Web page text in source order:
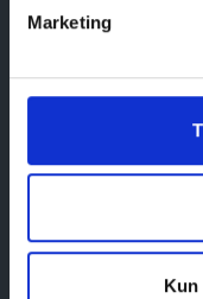
Marketing
Kun
samarbejde med
Gestus Nord,